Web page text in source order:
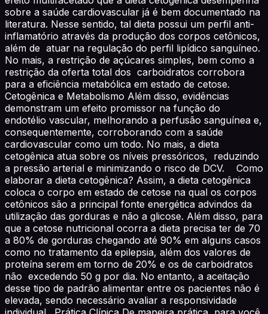
sobre a saúde cardiovascular já é bem documentado na
literatura. Nesse sentido, tal dieta possui um perfil anti-
inflamatório através da produção dos corpos cetônicos,
além de atuar na regulação do perfil lipídico sanguíneo.
No mais, a restrição de açúcares simples, bem como a
restrição da oferta total dos carboidratos corrobora
para a eficiência metabólica em estado de cetose.
Cetogênica e Metabolismo Além disso, evidências
demonstram um efeito promissor na função do
endotélio vascular, melhorando a perfusão sanguínea e,
consequentemente, corroborando com a saúde
cardiovascular como um todo. No mais, a dieta
cetogênica atua sobre os níveis pressóricos, reduzindo
a pressão arterial e minimizando o risco de DCV. Como
elaborar a dieta cetogênica? Assim, a dieta cetogênica
coloca o corpo em estado de cetose na qual os corpos
cetônicos são a principal fonte energética advindos da
utilização das gorduras e não a glicose. Além disso, para
que a cetose nutricional ocorra a dieta precisa ter de 70
a 80% de gorduras chegando até 90% em alguns casos
como no tratamento da epilepsia, além dos valores de
proteína serem em torno de 20% e os de carboidratos
não excedendo 50 g por dia. No entanto, a aceitação
desse tipo de padrão alimentar entre os pacientes não é
elevada, sendo necessário avaliar a responsividade